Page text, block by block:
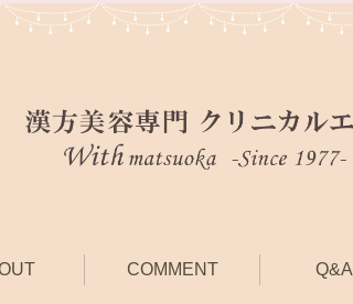
COMMENT Q&A